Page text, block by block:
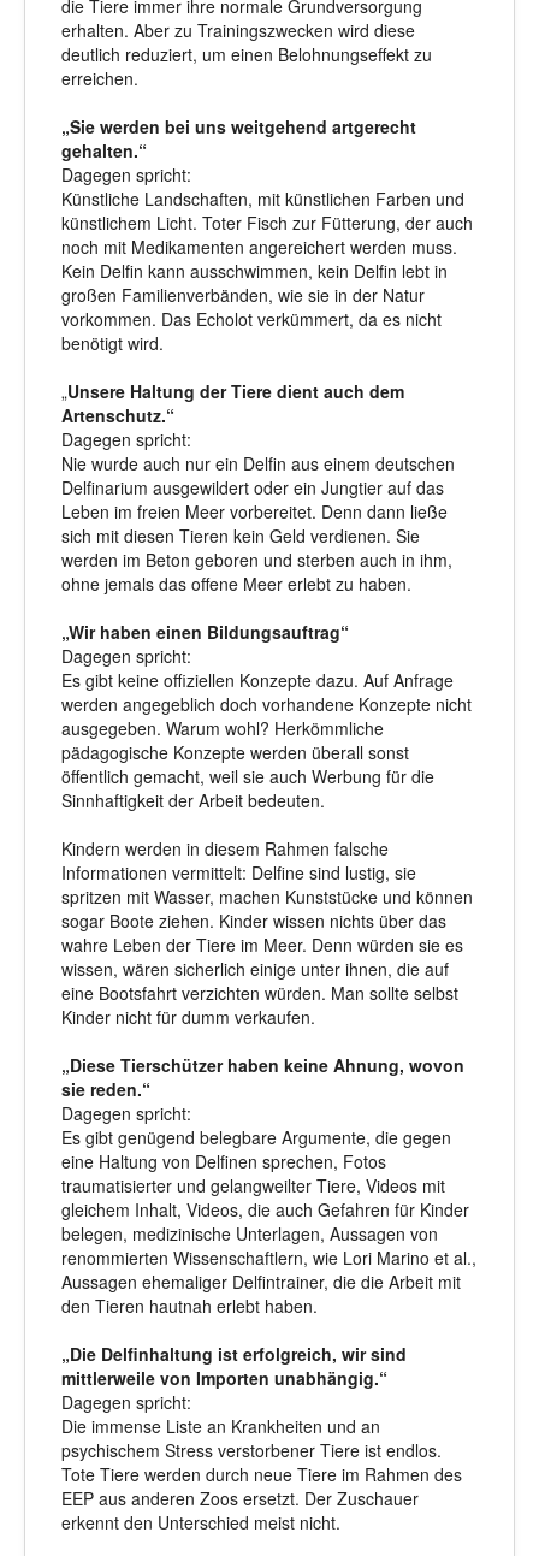
die Tiere immer ihre normale Grundversorgung
erhalten. Aber zu Trainingszwecken wird diese
deutlich reduziert, um einen Belohnungseffekt zu
erreichen.
„Sie werden bei uns weitgehend artgerecht
gehalten.“
Dagegen spricht:
Künstliche Landschaften, mit künstlichen Farben und
künstlichem Licht. Toter Fisch zur Fütterung, der auch
noch mit Medikamenten angereichert werden muss.
Kein Delfin kann ausschwimmen, kein Delfin lebt in
großen Familienverbänden, wie sie in der Natur
vorkommen. Das Echolot verkümmert, da es nicht
benötigt wird.
„Unsere Haltung der Tiere dient auch dem
Artenschutz.“
Dagegen spricht:
Nie wurde auch nur ein Delfin aus einem deutschen
Delfinarium ausgewildert oder ein Jungtier auf das
Leben im freien Meer vorbereitet. Denn dann ließe
sich mit diesen Tieren kein Geld verdienen. Sie
werden im Beton geboren und sterben auch in ihm,
ohne jemals das offene Meer erlebt zu haben.
„Wir haben einen Bildungsauftrag“
Dagegen spricht:
Es gibt keine offiziellen Konzepte dazu. Auf Anfrage
werden angegeblich doch vorhandene Konzepte nicht
ausgegeben. Warum wohl? Herkömmliche
pädagogische Konzepte werden überall sonst
öffentlich gemacht, weil sie auch Werbung für die
Sinnhaftigkeit der Arbeit bedeuten.
Kindern werden in diesem Rahmen falsche
Informationen vermittelt: Delfine sind lustig, sie
spritzen mit Wasser, machen Kunststücke und können
sogar Boote ziehen. Kinder wissen nichts über das
wahre Leben der Tiere im Meer. Denn würden sie es
wissen, wären sicherlich einige unter ihnen, die auf
eine Bootsfahrt verzichten würden. Man sollte selbst
Kinder nicht für dumm verkaufen.
„Diese Tierschützer haben keine Ahnung, wovon
sie reden.“
Dagegen spricht:
Es gibt genügend belegbare Argumente, die gegen
eine Haltung von Delfinen sprechen, Fotos
traumatisierter und gelangweilter Tiere, Videos mit
gleichem Inhalt, Videos, die auch Gefahren für Kinder
belegen, medizinische Unterlagen, Aussagen von
renommierten Wissenschaftlern, wie Lori Marino et al.,
Aussagen ehemaliger Delfintrainer, die die Arbeit mit
den Tieren hautnah erlebt haben.
„Die Delfinhaltung ist erfolgreich, wir sind
mittlerweile von Importen unabhängig.“
Dagegen spricht:
Die immense Liste an Krankheiten und an
psychischem Stress verstorbener Tiere ist endlos.
Tote Tiere werden durch neue Tiere im Rahmen des
EEP aus anderen Zoos ersetzt. Der Zuschauer
erkennt den Unterschied meist nicht.